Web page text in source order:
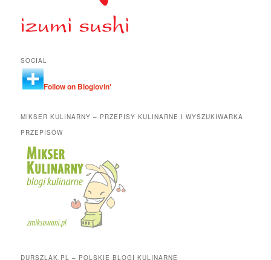
SOCIAL
Follow on Bloglovin'
MIKSER KULINARNY – PRZEPISY KULINARNE I WYSZUKIWARKA
PRZEPISÓW
DURSZLAK.PL – POLSKIE BLOGI KULINARNE